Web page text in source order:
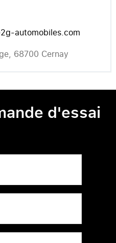
automobiles.com
68700 Cernay
d'essai